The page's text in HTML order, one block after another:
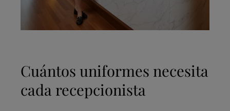
Cuántos uniformes necesita
cada recepcionista